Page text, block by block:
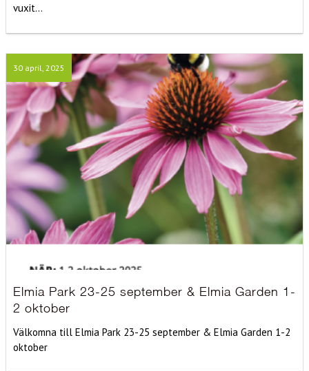
vuxit...
30 april, 2025
Elmia Park 23-25 september & Elmia Garden 1-
2 oktober
Välkomna till Elmia Park 23-25 september & Elmia Garden 1-2
oktober